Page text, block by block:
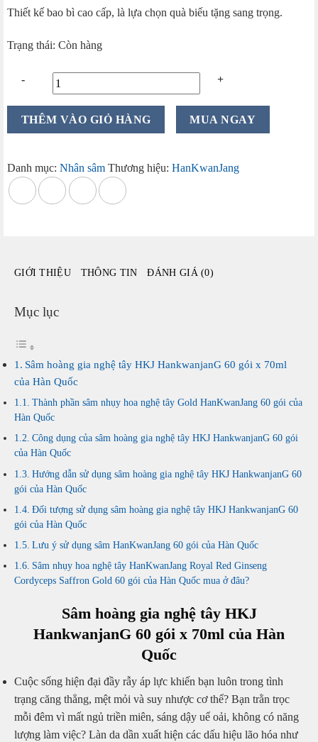
Thiết kế bao bì cao cấp, là lựa chọn quà biếu tặng sang trọng.
Trạng thái: Còn hàng
nghệ
tây
HKJ
Hàn
số
THÊM VÀO GIỎ HÀNG MUA NGAY
Danh mục: Nhân sâm Thương hiệu: HanKwanJang
GIỚI THIỆU THÔNG TIN ĐÁNH GIÁ (0)
Mục lục
Sâm hoàng gia nghệ tây HKJ HankwanjanG 60 gói x 70ml
của Hàn Quốc
Thành phần sâm nhụy hoa nghệ tây Gold HanKwanJang 60 gói của
Hàn Quốc
Công dụng của sâm hoàng gia nghệ tây HKJ HankwanjanG 60 gói
của Hàn Quốc
Hướng dẫn sử dụng sâm hoàng gia nghệ tây HKJ HankwanjanG 60
gói của Hàn Quốc
Đối tượng sử dụng sâm hoàng gia nghệ tây HKJ HankwanjanG 60
gói của Hàn Quốc
Lưu ý sử dụng sâm HanKwanJang 60 gói của Hàn Quốc
Sâm nhụy hoa nghệ tây HanKwanJang Royal Red Ginseng
Cordyceps Saffron Gold 60 gói của Hàn Quốc mua ở đâu?
Sâm hoàng gia nghệ tây HKJ
HankwanjanG 60 gói x 70ml của Hàn
Quốc
Cuộc sống hiện đại đầy rẫy áp lực khiến bạn luôn trong tình
trạng căng thẳng, mệt mỏi và suy nhược cơ thể? Bạn trằn trọc
mỗi đêm vì mất ngủ triền miên, sáng dậy uể oải, không có năng
lượng làm việc? Làn da dần xuất hiện các dấu hiệu lão hóa như